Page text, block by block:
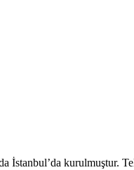
İstanbul’da kurulmuştur.